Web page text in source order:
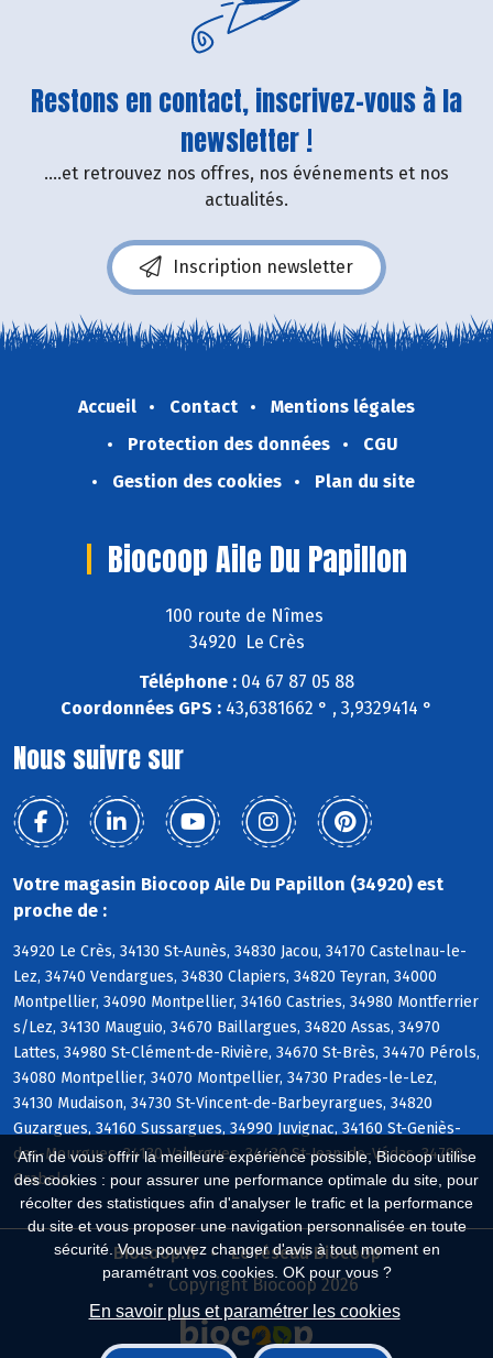
Afin de vous offrir la meilleure expérience possible, Biocoop utilise
des cookies : pour assurer une performance optimale du site, pour
récolter des statistiques afin d'analyser le trafic et la performance
du site et vous proposer une navigation personnalisée en toute
sécurité. Vous pouvez changer d'avis à tout moment en
paramétrant vos cookies. OK pour vous ?
En savoir plus et paramétrer les cookies
Restons en contact, inscrivez-vous à la
newsletter !
....et retrouvez nos offres, nos événements et nos
actualités.
Inscription newsletter
Accueil Contact
Mentions légales
Protection des données
CGU
Gestion des cookies
Plan du site
Biocoop Aile Du Papillon
100 route de Nîmes
34920 Le Crès
Téléphone : 04 67 87 05 88
Coordonnées GPS : 43,6381662 ° , 3,9329414 °
Nous suivre sur
Votre magasin Biocoop Aile Du Papillon (34920) est
proche de :
34920 Le Crès, 34130 St-Aunès, 34830 Jacou, 34170 Castelnau-le-
Lez, 34740 Vendargues, 34830 Clapiers, 34820 Teyran, 34000
Montpellier, 34090 Montpellier, 34160 Castries, 34980 Montferrier
s/Lez, 34130 Mauguio, 34670 Baillargues, 34820 Assas, 34970
Lattes, 34980 St-Clément-de-Rivière, 34670 St-Brès, 34470 Pérols,
34080 Montpellier, 34070 Montpellier, 34730 Prades-le-Lez,
34130 Mudaison, 34730 St-Vincent-de-Barbeyrargues, 34820
Guzargues, 34160 Sussargues, 34990 Juvignac, 34160 St-Geniès-
des-Mourgues, 34130 Valergues, 34430 St-Jean-de-Védas, 34790
Grabels
Biocoop.fr
Le réseau Biocoop
Copyright Biocoop 2026